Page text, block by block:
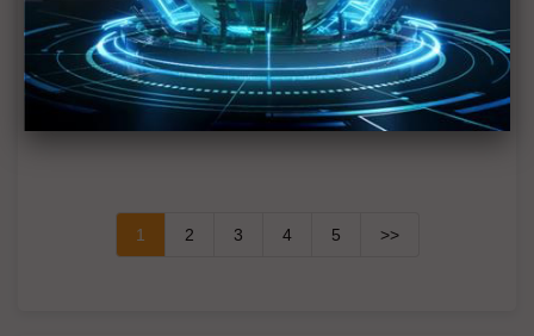
AI角力核心
供不應求再十年 龍德造船：水面/水下無人載具需求
井噴
1 2 3 4 5 >>